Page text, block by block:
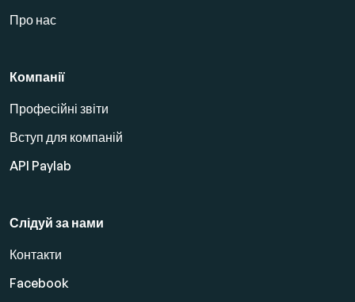
Про нас
Компанії
Професійні звіти
Вступ для компаній
API Paylab
Слідуй за нами
Контакти
Facebook